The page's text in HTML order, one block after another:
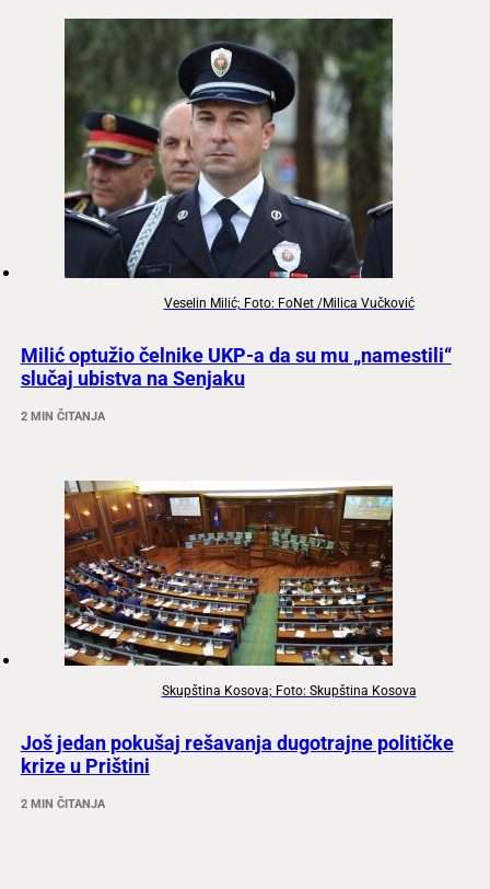
Veselin Milić; Foto: FoNet /Milica Vučković
Milić optužio čelnike UKP-a da su mu „namestili“
slučaj ubistva na Senjaku
2 MIN ČITANJA
Skupština Kosova; Foto: Skupština Kosova
Još jedan pokušaj rešavanja dugotrajne političke
krize u Prištini
2 MIN ČITANJA